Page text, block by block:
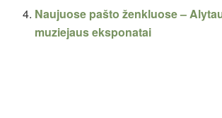
Naujuose pašto ženkluose –
muziejaus eksponatai